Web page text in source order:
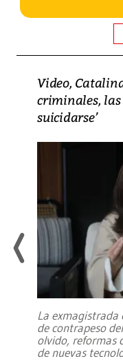
Video,
criminales, las
suicidarse’
La
de contrapeso
olvido, reformas
de nuevas